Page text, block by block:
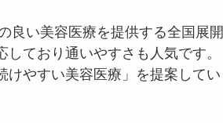
良い美容医療を提供する全国展開
ており通いやすさも人気です。
けやすい美容医療」を提案してい